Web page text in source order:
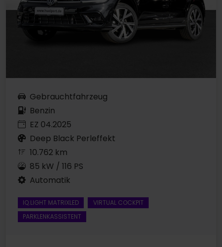
Gebrauchtfahrzeug
Benzin
EZ 04.2025
Deep Black Perleffekt
10.762 km
85 kW / 116 PS
Automatik
IQ.LIGHT MATRIXLED
VIRTUAL COCKPIT
PARKLENKASSISTENT